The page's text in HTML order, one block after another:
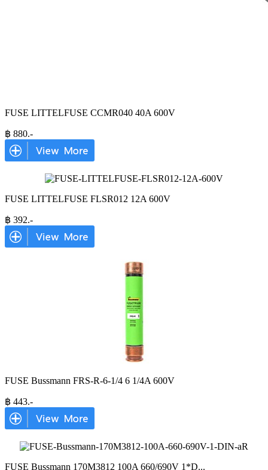
FUSE LITTELFUSE CCMR040 40A 600V
฿ 880.-
FUSE LITTELFUSE FLSR012 12A 600V
฿ 392.-
FUSE Bussmann FRS-R-6-1/4 6 1/4A 600V
฿ 443.-
FUSE Bussmann 170M3812 100A 660/690V 1*D...